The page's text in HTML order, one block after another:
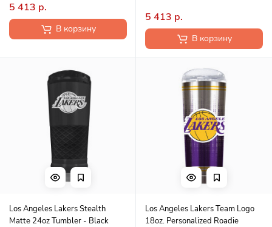
5 413 р.
В корзину
5 413 р.
В корзину
Los Angeles Lakers Stealth
Matte 24oz Tumbler - Black
Los Angeles Lakers Team Logo
18oz. Personalized Roadie